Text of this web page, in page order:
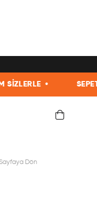
SEPETTE NET %20
Dön